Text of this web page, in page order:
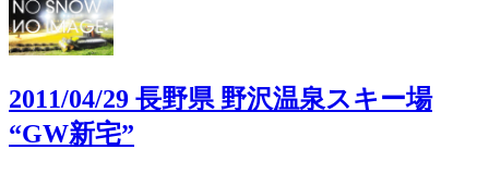
2011/04/29 長野県 野沢温泉スキー場
“GW新宅”